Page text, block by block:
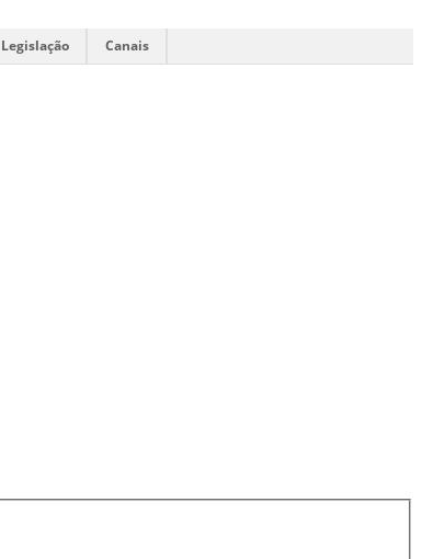
Legislação Canais